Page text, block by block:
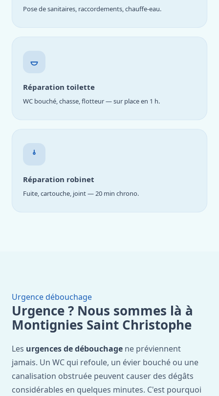
Pose de sanitaires, raccordements, chauffe-eau.
Réparation toilette
WC bouché, chasse, flotteur — sur place en 1 h.
Réparation robinet
Fuite, cartouche, joint — 20 min chrono.
Urgence débouchage
Urgence ? Nous sommes là à
Montignies Saint Christophe
Les urgences de débouchage ne préviennent
jamais. Un WC qui refoule, un évier bouché ou une
canalisation obstruée peuvent causer des dégâts
considérables en quelques minutes. C'est pourquoi